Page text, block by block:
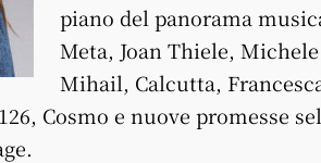
piano del panorama
Meta, Joan Thiele,
Mihail, Calcutta,
Cosmo e nuove promesse